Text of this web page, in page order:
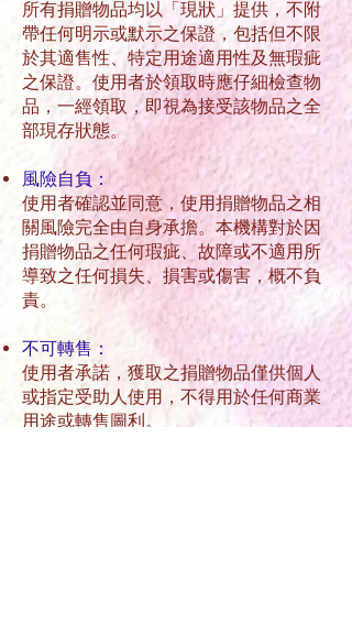
所有捐贈物品均以「現狀」提供，不附
帶任何明示或默示之保證，包括但不限
於其適售性、特定用途適用性及無瑕疵
之保證。使用者於領取時應仔細檢查物
品，一經領取，即視為接受該物品之全
部現存狀態。
風險自負：
使用者確認並同意，使用捐贈物品之相
關風險完全由自身承擔。本機構對於因
捐贈物品之任何瑕疵、故障或不適用所
導致之任何損失、損害或傷害，概不負
責。
不可轉售：
使用者承諾，獲取之捐贈物品僅供個人
或指定受助人使用，不得用於任何商業
用途或轉售圖利。